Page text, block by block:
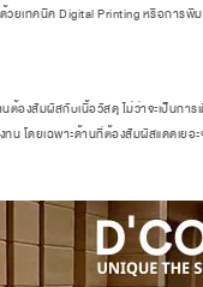
วยเทคนิค Digital Printing หรือการพิ
องสัมผัสกับเนื้อวัสดุ ไม่ว่าจะเป็นการ
น โดยเฉพาะด้านที่ต้องสัมผัสแดดเยอ